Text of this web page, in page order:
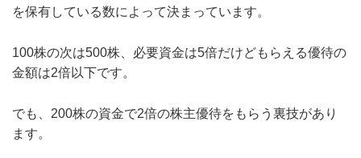
を保有している数によって決まっています。
100株の次は500株、必要資金は5倍だけどもらえる優待の
金額は2倍以下です。
でも、200株の資金で2倍の株主優待をもらう裏技があり
ます。